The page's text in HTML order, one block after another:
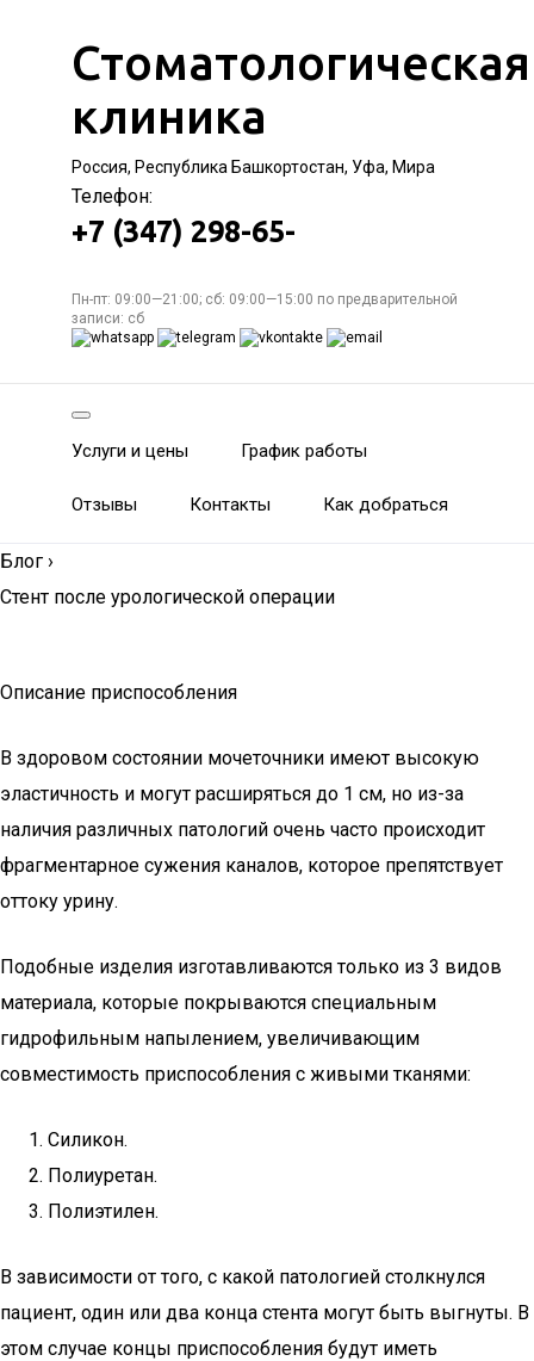
Стоматологическая
клиника
Россия, Республика Башкортостан, Уфа, Мира
Телефон:
+7 (347) 298-65-
Пн-пт: 09:00—21:00; сб: 09:00—15:00 по предварительной
записи: сб
Услуги и цены График работы
Отзывы Контакты Как добраться
Блог ›
Стент после урологической операции
Описание приспособления
В здоровом состоянии мочеточники имеют высокую
эластичность и могут расширяться до 1 см, но из-за
наличия различных патологий очень часто происходит
фрагментарное сужения каналов, которое препятствует
оттоку урину.
Подобные изделия изготавливаются только из 3 видов
материала, которые покрываются специальным
гидрофильным напылением, увеличивающим
совместимость приспособления с живыми тканями:
Силикон.
Полиуретан.
Полиэтилен.
В зависимости от того, с какой патологией столкнулся
пациент, один или два конца стента могут быть выгнуты. В
этом случае концы приспособления будут иметь